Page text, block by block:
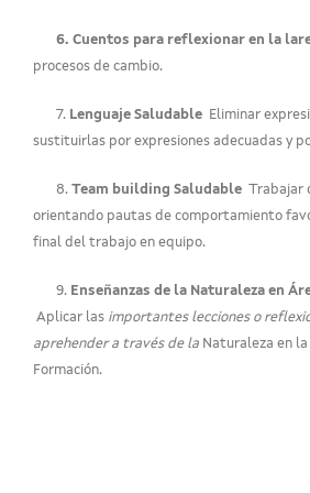
6. Cuentos para reflexionar en la
procesos de cambio.
7. Lenguaje Saludable
Eliminar
sustituirlas por expresiones adecuadas y
8. Team building Saludable Trabajar
orientando pautas de comportamiento
final del trabajo en equipo.
9. Enseñanzas de la Naturaleza en
Aplicar las importantes lecciones o
aprehender a través de la Naturaleza en
Formación.